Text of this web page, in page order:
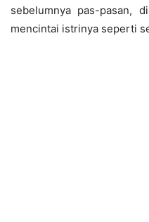
sebelumnya pas-pasan,
mencintai istrinya seperti